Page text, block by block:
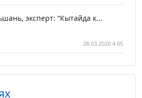
эксперт: “Кытайда к...
28.03.2020 4:05